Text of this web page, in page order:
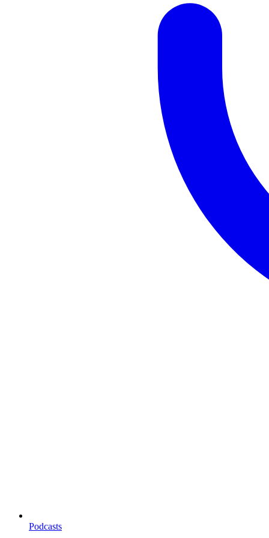
Podcasts